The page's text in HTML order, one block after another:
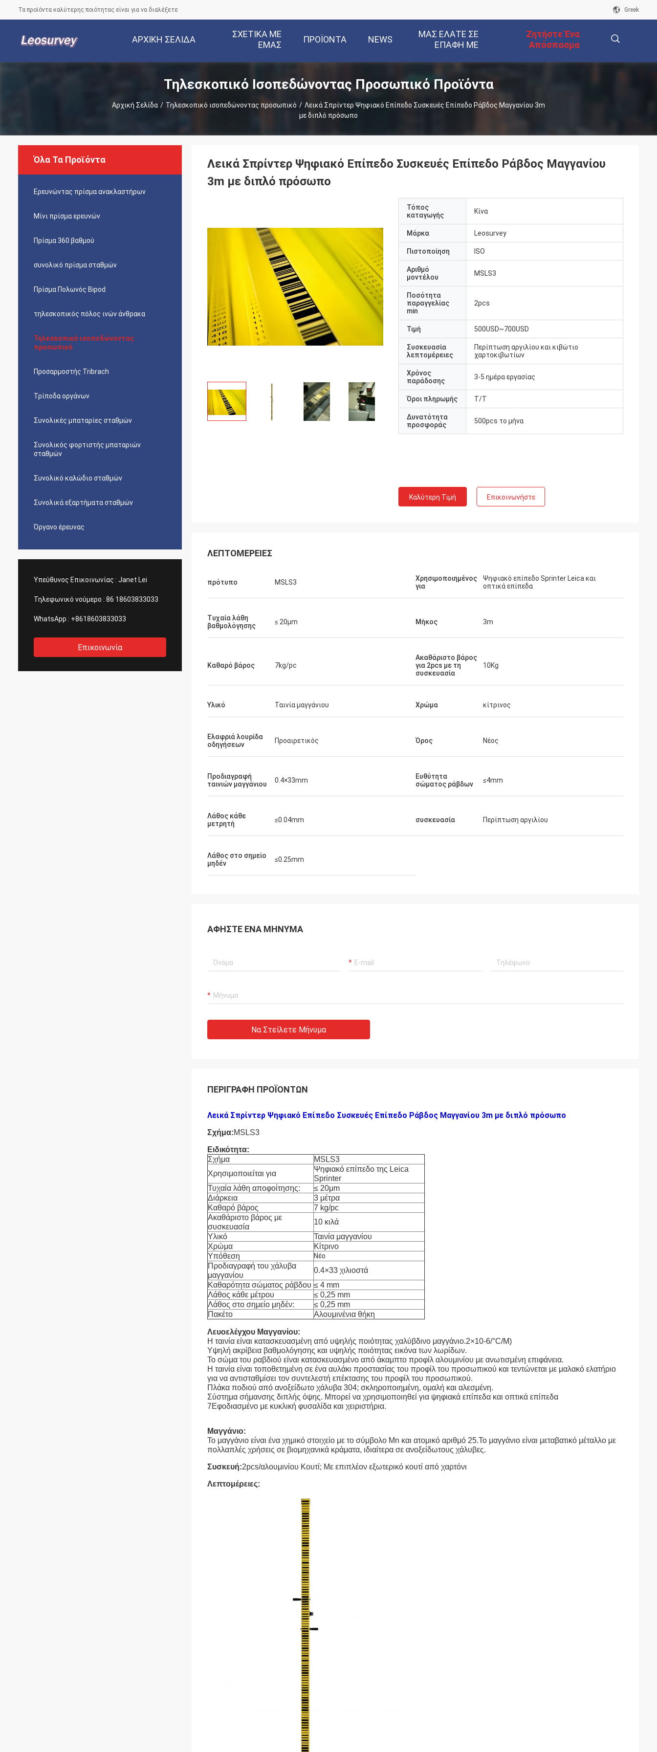
Τα προϊόντα καλύτερης ποιότητας είναι για να διαλέξετε Greek
ΑΡΧΙΚΉ ΣΕΛΊΔΑ
ΣΧΕΤΙΚΆ ΜΕ
ΕΜΆΣ
ΠΡΟΪΌΝΤΑ NEWS
ΜΑΣ ΕΛΆΤΕ ΣΕ
ΕΠΑΦΉ ΜΕ
Ζητήστε Ένα
Απόσπασμα
Τηλεσκοπικό Ισοπεδώνοντας Προσωπικό Προϊόντα
Αρχική Σελίδα / Τηλεσκοπικό ισοπεδώνοντας προσωπικό / Λεικά Σπρίντερ Ψηφιακό Επίπεδο Συσκευές Επίπεδο Ράβδος Μαγγανίου 3m
με διπλό πρόσωπο
Όλα Τα Προϊόντα
Ερευνώντας πρίσμα ανακλαστήρων
Μίνι πρίσμα ερευνών
Πρίσμα 360 βαθμού
συνολικό πρίσμα σταθμών
Πρίσμα Πολωνός Bipod
τηλεσκοπικός πόλος ινών άνθρακα
Τηλεσκοπικό ισοπεδώνοντας
προσωπικό
Προσαρμοστής Tribrach
Τρίποδα οργάνων
Συνολικές μπαταρίες σταθμών
Συνολικός φορτιστής μπαταριών
σταθμών
Συνολικό καλώδιο σταθμών
Συνολικά εξαρτήματα σταθμών
Όργανο έρευνας
Υπεύθυνος Επικοινωνίας : Janet Lei
Τηλεφωνικό νούμερο : 86 18603833033
WhatsApp : +8618603833033
Επικοινωνία
Λεικά Σπρίντερ Ψηφιακό Επίπεδο Συσκευές Επίπεδο Ράβδος Μαγγανίου
3m με διπλό πρόσωπο
Τόπος
καταγωγής
Κίνα
Μάρκα Leosurvey
Πιστοποίηση ISO
Αριθμό
μοντέλου
MSLS3
Ποσότητα
παραγγελίας
min
2pcs
Τιμή 500USD~700USD
Συσκευασία
λεπτομέρειες
Περίπτωση αργιλίου και κιβώτιο
χαρτοκιβωτίων
Χρόνος
παράδοσης
3-5 ημέρα εργασίας
Όροι πληρωμής T/T
Δυνατότητα
προσφοράς
500pcs το μήνα
Καλύτερη Τιμή Επικοινωνήστε
ΛΕΠΤΟΜΈΡΕΙΕΣ
πρότυπο MSLS3
Χρησιμοποιημένος
για
Ψηφιακό επίπεδο Sprinter Leica και
οπτικά επίπεδα
Τυχαία λάθη
βαθμολόγησης
≤ 20μm Μήκος 3m
Καθαρό βάρος 7kg/pc
Ακαθάριστο βάρος
για 2pcs με τη
συσκευασία
10Kg
Υλικό Ταινία μαγγάνιου Χρώμα κίτρινος
Ελαφριά λουρίδα
οδηγήσεων
Προαιρετικός Όρος Νέος
Προδιαγραφή
ταινιών μαγγάνιου
0.4×33mm
Ευθύτητα
σώματος ράβδων
≤4mm
Λάθος κάθε
μετρητή
≤0.04mm συσκευασία Περίπτωση αργιλίου
Λάθος στο σημείο
μηδέν
≤0.25mm
ΑΦΉΣΤΕ ΈΝΑ ΜΉΝΥΜΑ
Να Στείλετε Μήνυμα
ΠΕΡΙΓΡΑΦΉ ΠΡΟΪΌΝΤΩΝ
Λεικά Σπρίντερ Ψηφιακό Επίπεδο Συσκευές Επίπεδο Ράβδος Μαγγανίου 3m με διπλό πρόσωπο
Σχήμα:MSLS3
Ειδικότητα:
Σχήμα
MSLS3
Χρησιμοποιείται για
Ψηφιακό επίπεδο της Leica
Sprinter
Τυχαία λάθη αποφοίτησης:
≤ 20μm
Διάρκεια
3 μέτρα
Καθαρό βάρος
7 kg/pc
Ακαθάριστο βάρος με
συσκευασία
10 κιλά
Υλικό
Ταινία μαγγανίου
Χρώμα
Κίτρινο
Υπόθεση
Νέο
Προδιαγραφή του χάλυβα
μαγγανίου
0.4×33 χιλιοστά
Καθαρότητα σώματος ράβδου ≤ 4 mm
Λάθος κάθε μέτρου
≤ 0,25 mm
Λάθος στο σημείο μηδέν:
≤ 0,25 mm
Πακέτο
Αλουμινένια θήκη
Λευοελέγχου Μαγγανίου:
Η ταινία είναι κατασκευασμένη από υψηλής ποιότητας χαλύβδινο μαγγάνιο.2×10-6/°C/M)
Υψηλή ακρίβεια βαθμολόγησης και υψηλής ποιότητας εικόνα των λωρίδων.
Το σώμα του ραβδιού είναι κατασκευασμένο από άκαμπτο προφίλ αλουμινίου με ανωτισμένη επιφάνεια.
Η ταινία είναι τοποθετημένη σε ένα αυλάκι προστασίας του προφίλ του προσωπικού και τεντώνεται με μαλακό ελατήριο
για να αντισταθμίσει τον συντελεστή επέκτασης του προφίλ του προσωπικού.
Πλάκα ποδιού από ανοξείδωτο χάλυβα 304; σκληροποιημένη, ομαλή και αλεσμένη.
Σύστημα σήμανσης διπλής όψης. Μπορεί να χρησιμοποιηθεί για ψηφιακά επίπεδα και οπτικά επίπεδα
7Εφοδιασμένο με κυκλική φυσαλίδα και χειριστήρια.
Μαγγάνιο:
Το μαγγάνιο είναι ένα χημικό στοιχείο με το σύμβολο Mn και ατομικό αριθμό 25.Το μαγγάνιο είναι μεταβατικό μέταλλο με
πολλαπλές χρήσεις σε βιομηχανικά κράματα, ιδιαίτερα σε ανοξείδωτους χάλυβες.
Συσκευή:2pcs/αλουμινίου Κουτί; Με επιπλέον εξωτερικό κουτί από χαρτόνι
Λεπτομέρειες: